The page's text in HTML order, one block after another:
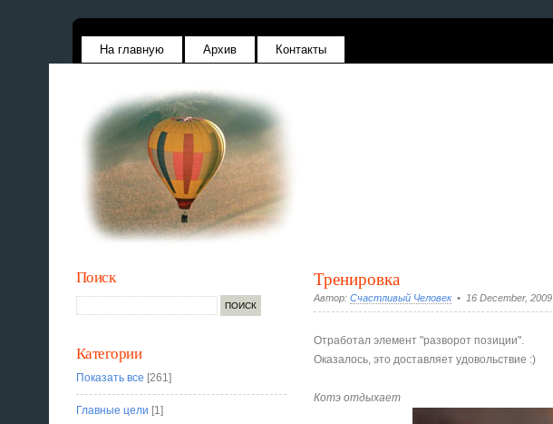
На главную Архив Контакты
Тренировка
Автор:Счастливый Человек• 16 December, 2009
Отработал элемент "разворот позиции".
Оказалось, это доставляет удовольствие :)
Котэ отдыхает
Поиск
Категории
Показать все [261]
Главные цели [1]